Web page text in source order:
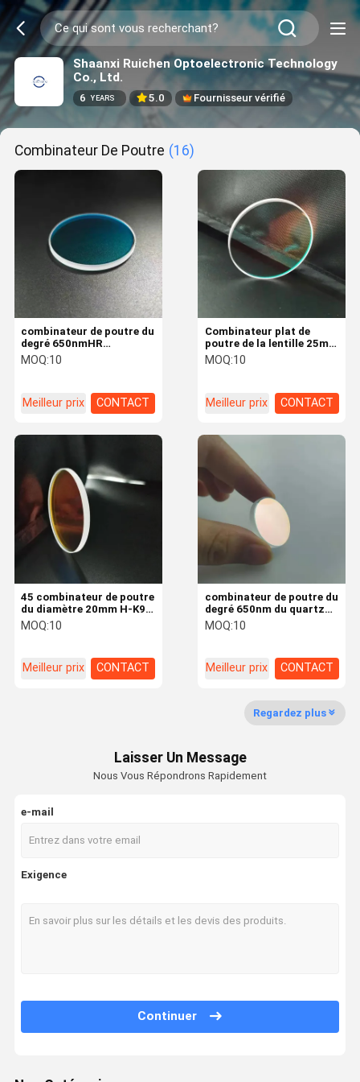
Shaanxi Ruichen Optoelectronic Technology
Co., Ltd.
6 YEARS 5.0 Fournisseur vérifié
Combinateur De Poutre (16)
combinateur de poutre du
degré 650nmHR
1064nmHT de 30*1mm H-
K9L 45
MOQ:10
Meilleur prix CONTACT
Combinateur plat de
poutre de la lentille 25mm
45AOI 650nmHR 25*3mm
MOQ:10
Meilleur prix CONTACT
45 combinateur de poutre
du diamètre 20mm H-K9L
1064nm de degré
MOQ:10
Meilleur prix CONTACT
combinateur de poutre du
degré 650nm du quartz
JGS1 45AOI 45 de
17*2mm
MOQ:10
Meilleur prix CONTACT
Regardez plus
Laisser Un Message
Nous Vous Répondrons Rapidement
e-mail
Exigence
Continuer